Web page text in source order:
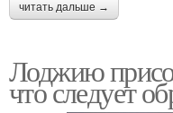
читать дальше →
Лоджию
что следует